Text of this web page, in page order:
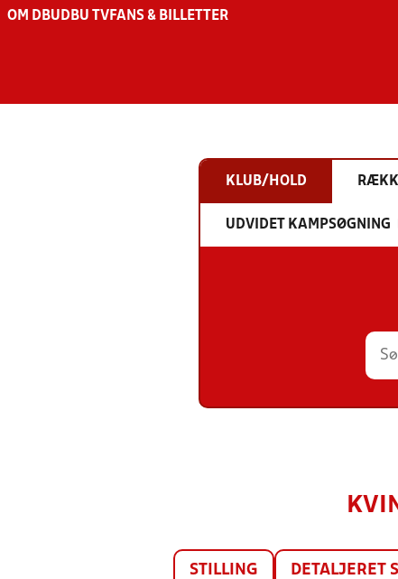
OM DBU DBU TV FANS & BILLETTER
KLUB/HOLD
UDVIDET KAMPSØGNING
STILLING DETALJERET